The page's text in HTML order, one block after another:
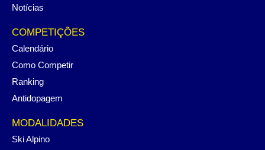
Notícias
COMPETIÇÕES
Calendário
Como Competir
Ranking
Antidopagem
MODALIDADES
Ski Alpino